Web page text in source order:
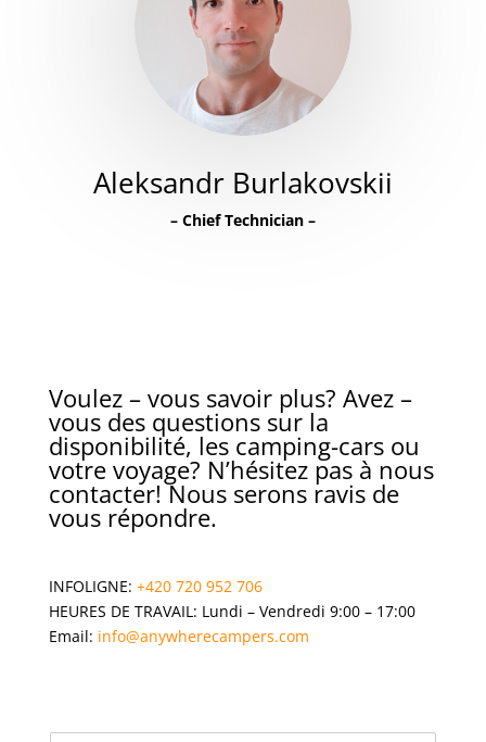
Aleksandr Burlakovskii
– Chief Technician–
Voulez – vous savoir plus? Avez –
vous des questions sur la
disponibilité, les camping-cars ou
votre voyage? N’hésitez pas à nous
contacter! Nous serons ravis de
vous répondre.
INFOLIGNE: +420 720 952 706
HEURES DE TRAVAIL: Lundi – Vendredi 9:00 – 17:00
Email: info@anywherecampers.com